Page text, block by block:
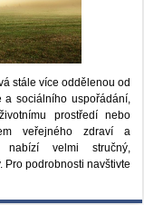
stále více oddělenou od
a sociálního uspořádání,
prostředí nebo
veřejného zdraví a
nabízí velmi stručný,
Pro podrobnosti navštivte